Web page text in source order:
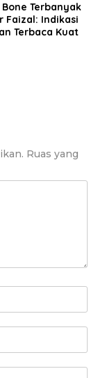
Terbanyak
Faizal: Indikasi
Terbaca Kuat
Ruas yang